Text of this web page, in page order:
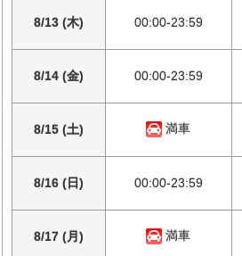
8/13 (木) 00:00-23:59
8/14 (金) 00:00-23:59
8/15 (土) 満車
8/16 (日) 00:00-23:59
8/17 (月) 満車